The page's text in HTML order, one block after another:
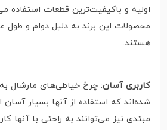
اولیه و باکیفیت‌ترین قطعات استفاده
محصولات این برند به دلیل دوام و طول
هستند.
کاربری آسان: چرخ خیاطی‌های مارشال
شده‌اند که استفاده از آنها بسیار
مبتدی نیز می‌توانند به راحتی با آنها